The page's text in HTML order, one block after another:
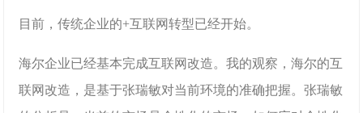
目前，传统企业的+互联网转型已经开始。
海尔企业已经基本完成互联网改造。我的观察，海尔的互
联网改造，是基于张瑞敏对当前环境的准确把握。张瑞敏